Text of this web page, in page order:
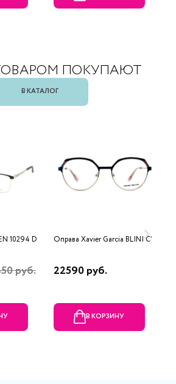
ПОКУПАЮТ
В КАТАЛОГ
10294 D
руб.
Оправа Xavier Garcia BLINI C1
22590 руб.
В КОРЗИНУ